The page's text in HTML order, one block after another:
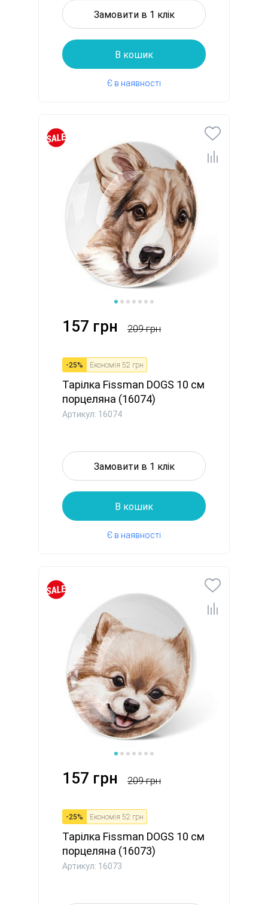
Замовити в 1 клік
В кошик
Є в наявності
157 грн 209 грн
-25% Економія 52 грн
Тарілка Fissman DOGS 10 см
порцеляна (16074)
Артикул: 16074
Замовити в 1 клік
В кошик
Є в наявності
157 грн 209 грн
-25% Економія 52 грн
Тарілка Fissman DOGS 10 см
порцеляна (16073)
Артикул: 16073